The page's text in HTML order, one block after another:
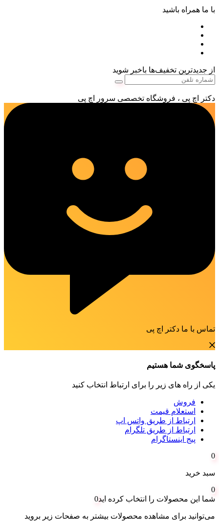
با ما همراه باشید
از جدیدترین تخفیف‌ها باخبر شوید
دکتر اچ پی ، فروشگاه تخصصی سرور اچ پی
تماس با ما دکتر اچ پی
پاسخگوی شما هستیم
یکی از راه های زیر را برای ارتباط انتخاب کنید
فروش
استعلام قیمت
ارتباط از طریق واتس اپ
ارتباط از طریق تلگرام
پیج اینستاگرام
0
سبد خرید
0
شما این محصولات را انتخاب کرده اید0
می‌توانید برای مشاهده محصولات بیشتر به صفحات زیر بروید